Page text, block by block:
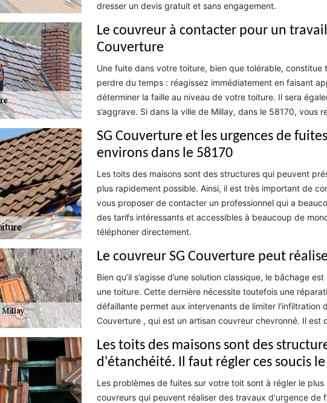
dresser un devis gratuit et sans engagement.
Le couvreur à contacter pour un
Couverture
Une fuite dans votre toiture, bien que tolérable,
perdre du temps : réagissez immédiatement en faisant
déterminer la faille au niveau de votre toiture. Il sera
s’aggrave. Si dans la ville de Millay, dans le 58170,
SG Couverture et les urgences de
environs dans le 58170
Les toits des maisons sont des structures qui peuvent
plus rapidement possible. Ainsi, il est très important de
vous proposer de contacter un professionnel qui a
des tarifs intéressants et accessibles à beaucoup de
téléphoner directement.
Le couvreur SG Couverture peut
Bien qu’il s’agisse d’une solution classique, le bâchage
une toiture. Cette dernière nécessite toutefois une
défaillante permet aux intervenants de limiter
Couverture , qui est un artisan couvreur chevronné. Il est
Les toits des maisons sont des
d'étanchéité. Il faut régler ces soucis
Les problèmes de fuites sur votre toit sont à régler le
couvreurs qui peuvent réaliser des travaux d'urgence de